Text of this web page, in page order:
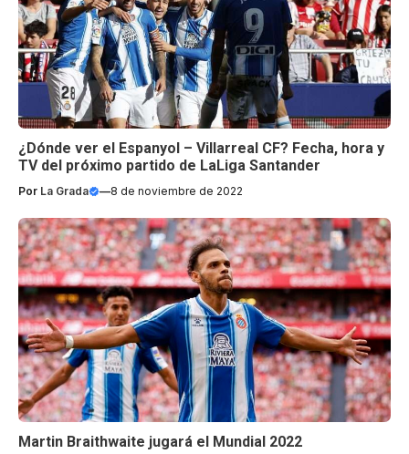
¿Dónde ver el Espanyol – Villarreal CF? Fecha, hora y
TV del próximo partido de LaLiga Santander
Por La Grada —8 de noviembre de 2022
Martin Braithwaite jugará el Mundial 2022